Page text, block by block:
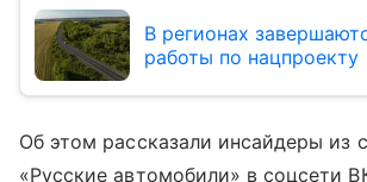
В регионах
работы по нацпроекту
Об этом рассказали инсайдеры из
«Русские автомобили» в соцсети